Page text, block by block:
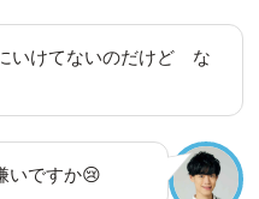
いけてないのだけど な
いですか😢